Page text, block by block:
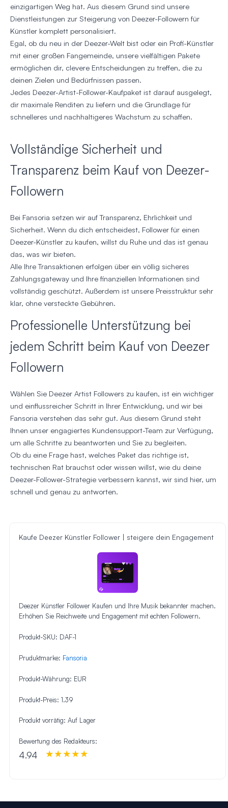
einzigartigen Weg hat. Aus diesem Grund sind unsere
Dienstleistungen zur Steigerung von Deezer-Followern für
Künstler komplett personalisiert.
Egal, ob du neu in der Deezer-Welt bist oder ein Profi-Künstler
mit einer großen Fangemeinde, unsere vielfältigen Pakete
ermöglichen dir, clevere Entscheidungen zu treffen, die zu
deinen Zielen und Bedürfnissen passen.
Jedes Deezer-Artist-Follower-Kaufpaket ist darauf ausgelegt,
dir maximale Renditen zu liefern und die Grundlage für
schnelleres und nachhaltigeres Wachstum zu schaffen.
Vollständige Sicherheit und
Transparenz beim Kauf von Deezer-
Followern
Bei Fansoria setzen wir auf Transparenz, Ehrlichkeit und
Sicherheit. Wenn du dich entscheidest, Follower für einen
Deezer-Künstler zu kaufen, willst du Ruhe und das ist genau
das, was wir bieten.
Alle Ihre Transaktionen erfolgen über ein völlig sicheres
Zahlungsgateway und Ihre finanziellen Informationen sind
vollständig geschützt. Außerdem ist unsere Preisstruktur sehr
klar, ohne versteckte Gebühren.
Professionelle Unterstützung bei
jedem Schritt beim Kauf von Deezer
Followern
Wählen Sie Deezer Artist Followers zu kaufen, ist ein wichtiger
und einflussreicher Schritt in Ihrer Entwicklung, und wir bei
Fansoria verstehen das sehr gut. Aus diesem Grund steht
Ihnen unser engagiertes Kundensupport-Team zur Verfügung,
um alle Schritte zu beantworten und Sie zu begleiten.
Ob du eine Frage hast, welches Paket das richtige ist,
technischen Rat brauchst oder wissen willst, wie du deine
Deezer-Follower-Strategie verbessern kannst, wir sind hier, um
schnell und genau zu antworten.
Kaufe Deezer Künstler Follower | steigere dein Engagement
Deezer Künstler Follower Kaufen und Ihre Musik bekannter machen.
Erhöhen Sie Reichweite und Engagement mit echten Followern.
Produkt-SKU: DAF-1
Pruduktmarke: Fansoria
Produkt-Währung: EUR
Produkt-Preis: 1.39
Produkt vorrätig: Auf Lager
Bewertung des Redakteurs:
4.94